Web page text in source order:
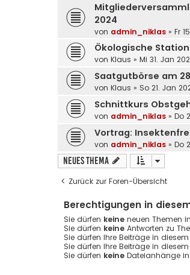
2024
von admin_niklas » Fr
Ökologische
von Klaus » Mi 31. Jan
Saatgutbörse am
von Klaus » So 21. Jan
Schnittkurs
von admin_niklas » Do
Vortrag:
von admin_niklas » Do
Neues Thema
Zurück zur Foren-Übersicht
Berechtigungen in
Sie dürfen keine neuen Themen
Sie dürfen keine Antworten zu
Sie dürfen Ihre Beiträge in
Sie dürfen Ihre Beiträge in
Sie dürfen keine Dateianhänge